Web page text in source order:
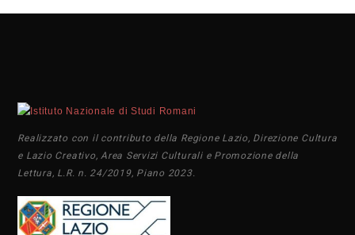
Realizzato con il contributo della Regione Lazio, Direzione Cultura
e Lazio Creativo, Area Servizi Culturali e Promozione della
Lettura, L.R. n. 24/2019, Piano 2023.